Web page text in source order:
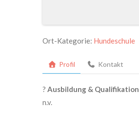
Ort-Kategorie: Hundeschule
Profil Kontakt
? Ausbildung & Qualifikation
n.v.